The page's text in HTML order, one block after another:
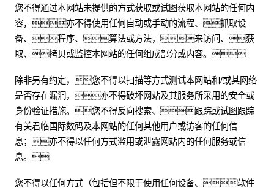
您不得通过本网站未提供的方式获取或试图获取本网站的任何内
容，亦不得使用任何自动或手动的流程、抓取设
备、程序、算法或方法，来访问、获
取、拷贝或监控本网站的任何组成部分或内容。
除非另有约定，您不得以扫描等方式测试本网站和/或其网络
是否存在漏洞，亦不得破坏网站及其服务所采用的安全或
身份验证措施。您不得反向搜索、跟踪或试图跟踪
有关君临国际数码及本网站的任何其他用户或访客的任何信
息；亦不得以任何方式滥用或泄露网站内的任何服务或信
息。
您不得以任何方式（包括但不限于使用任何设备、软件